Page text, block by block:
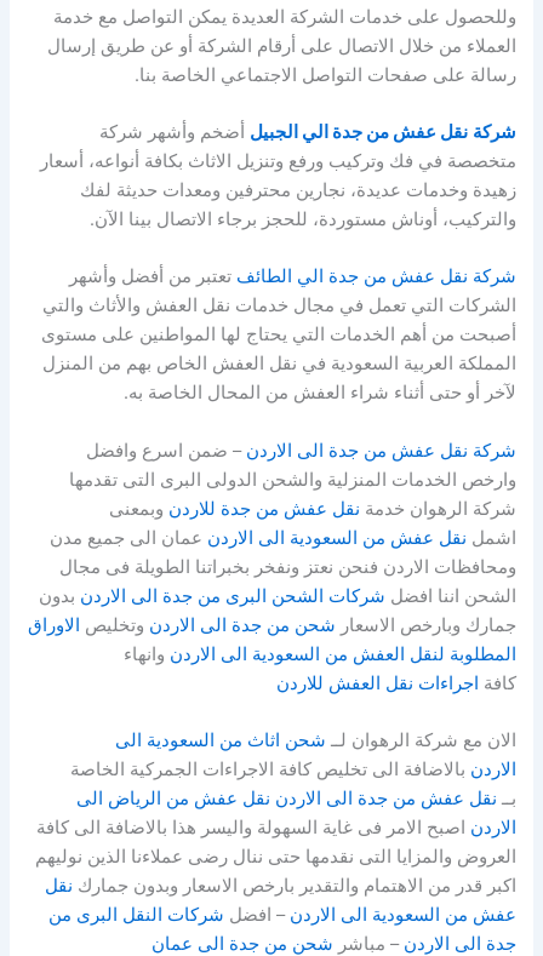
وللحصول على خدمات الشركة العديدة يمكن التواصل مع خدمة
العملاء من خلال الاتصال على أرقام الشركة أو عن طريق إرسال
رسالة على صفحات التواصل الاجتماعي الخاصة بنا.
شركة نقل عفش من جدة الي الجبيل أضخم وأشهر شركة
متخصصة في فك وتركيب ورفع وتنزيل الاثاث بكافة أنواعه، أسعار
زهيدة وخدمات عديدة، نجارين محترفين ومعدات حديثة لفك
والتركيب، أوناش مستوردة، للحجز برجاء الاتصال بينا الآن.
شركة نقل عفش من جدة الي الطائف تعتبر من أفضل وأشهر
الشركات التي تعمل في مجال خدمات نقل العفش والأثاث والتي
أصبحت من أهم الخدمات التي يحتاج لها المواطنين على مستوى
المملكة العربية السعودية في نقل العفش الخاص بهم من المنزل
لآخر أو حتى أثناء شراء العفش من المحال الخاصة به.
شركة نقل عفش من جدة الى الاردن – ضمن اسرع وافضل
وارخص الخدمات المنزلية والشحن الدولى البرى التى تقدمها
شركة الرهوان خدمة نقل عفش من جدة للاردن وبمعنى
اشمل نقل عفش من السعودية الى الاردن عمان الى جميع مدن
ومحافظات الاردن فنحن نعتز ونفخر بخبراتنا الطويلة فى مجال
الشحن اننا افضل شركات الشحن البرى من جدة الى الاردن بدون
جمارك وبارخص الاسعار شحن من جدة الى الاردن وتخليص الاوراق
المطلوبة لنقل العفش من السعودية الى الاردن وانهاء
كافة اجراءات نقل العفش للاردن
الان مع شركة الرهوان لــ شحن اثاث من السعودية الى
الاردن بالاضافة الى تخليص كافة الاجراءات الجمركية الخاصة
بــ نقل عفش من جدة الى الاردن نقل عفش من الرياض الى
الاردن اصبح الامر فى غاية السهولة واليسر هذا بالاضافة الى كافة
العروض والمزايا التى نقدمها حتى ننال رضى عملاءنا الذين نوليهم
اكبر قدر من الاهتمام والتقدير بارخص الاسعار وبدون جمارك نقل
عفش من السعودية الى الاردن – افضل شركات النقل البرى من
جدة الى الاردن – مباشر شحن من جدة الى عمان